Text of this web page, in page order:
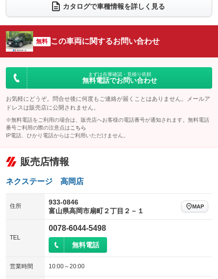
電動リアゲート フロントカメラ
：装備なし
：装備なし ：装備なし
サイドカメラ
：装備なし ルーフレール
：装備なし
：装備なし
：装備なし
カタログで車種情報を詳しく見る
無料 この車両に関するお問い合わせ
まずは在庫確認・見積り依頼
無料電話でお問い合わせ
お気軽にどうぞ。問合せ後に何度もご連絡が届くことはありません。メールア
ドレスは販売店に公開されません。
※無料電話をご利用の場合は、販売店へお客様の電話番号が通知されます。無料電話
番号ご利用の際の注意点は こちら
IP電話、ひかり電話からはご利用いただけません。
販売店情報
ネクステージ 高岡店
住所
933-0846
富山県高岡市扇町２丁目２－１
MAP
TEL
0078-6044-5498
無料電話
営業時間 10:00～20:00